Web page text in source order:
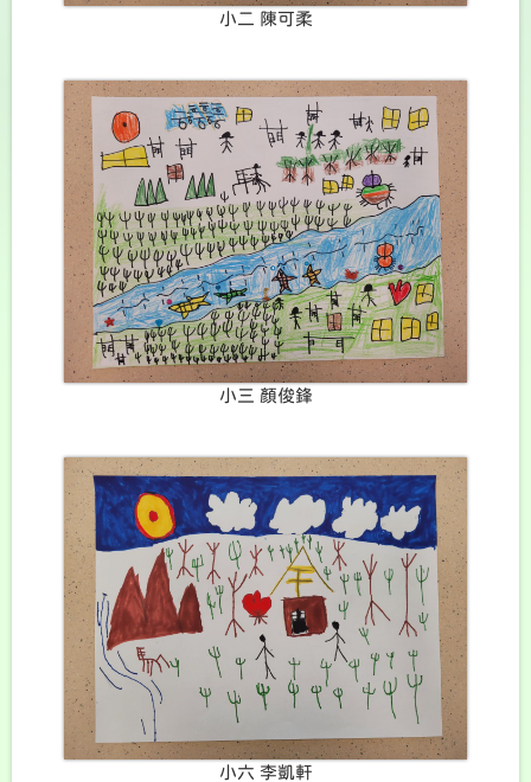
小二 陳可柔
小三 顏俊鋒
小六 李凱軒